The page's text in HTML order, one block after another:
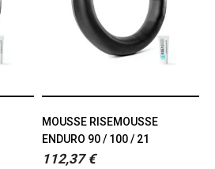
MOUSSE RISEMOUSSE
ENDURO 90 / 100 / 21
112,37 €